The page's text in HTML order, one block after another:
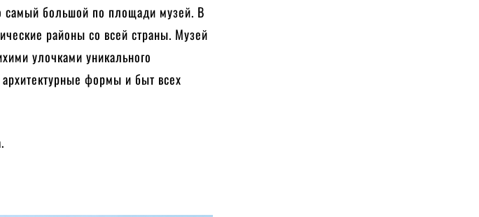
самый большой по площади музей. В
районы со всей страны. Музей
улочками уникального
формы и быт всех